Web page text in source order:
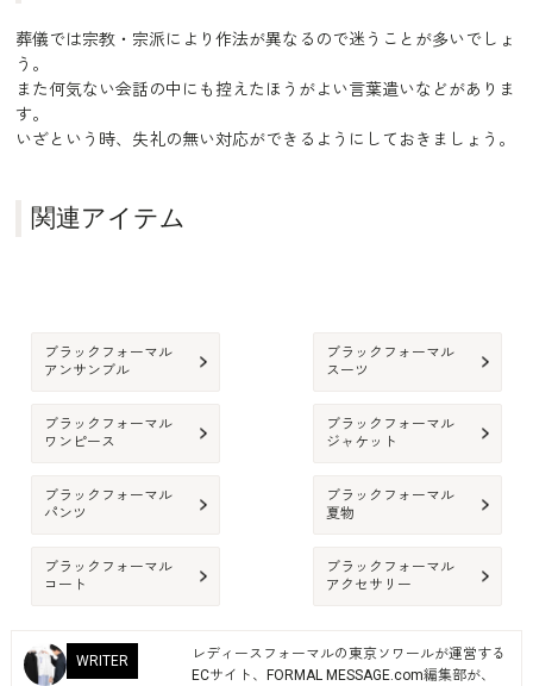
葬儀では宗教・宗派により作法が異なるので迷うことが多いでしょ
う。
また何気ない会話の中にも控えたほうがよい言葉遣いなどがありま
す。
いざという時、失礼の無い対応ができるようにしておきましょう。
関連アイテム
ブラックフォーマル
アンサンブル
ブラックフォーマル
スーツ
ブラックフォーマル
ワンピース
ブラックフォーマル
ジャケット
ブラックフォーマル
パンツ
ブラックフォーマル
夏物
ブラックフォーマル
コート
ブラックフォーマル
アクセサリー
WRITER
レディースフォーマルの東京ソワールが運営する
ECサイト、FORMAL MESSAGE.com編集部が、